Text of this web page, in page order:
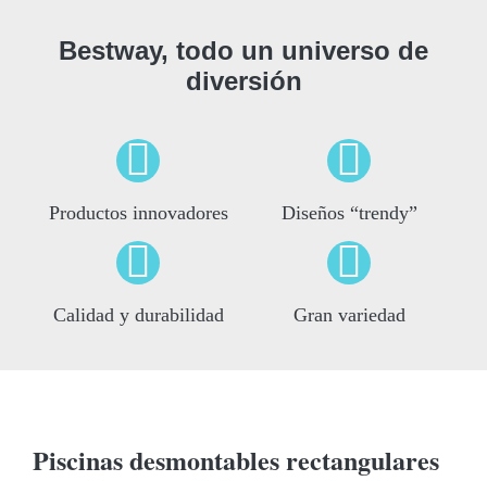
Bestway, todo un universo de
diversión
Productos innovadores Diseños “trendy”
Calidad y durabilidad Gran variedad
Piscinas desmontables rectangulares